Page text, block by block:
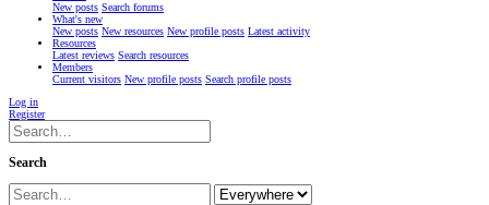
New posts Search forums
What's new
New posts New resources New profile posts Latest activity
Resources
Latest reviews Search resources
Members
Current visitors New profile posts Search profile posts
Log in
Register
Search